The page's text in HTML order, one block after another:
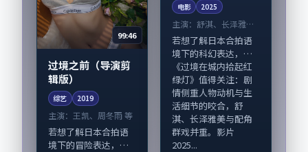
99:46
过境之前（导演剪
辑版）
综艺 2019
主演： 王凯、周冬雨 等
若想了解日本合拍语
境下的冒险表达，
电影 2025
主演：舒淇、长泽雅美
等
若想了解日本合拍语
境下的科幻表达，
《过境在城内拾起红
绿灯》值得关注：剧
情侧重人物动机与生
活细节的咬合，舒
淇、长泽雅美与配角
群戏并重。影片
2025...